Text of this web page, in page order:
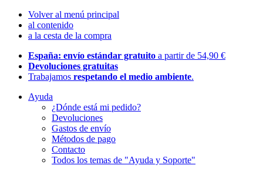
Volver al menú principal
al contenido
a la cesta de la compra
España: envío estándar gratuito a partir de 54,90 €
Devoluciones gratuitas
Trabajamos respetando el medio ambiente.
Ayuda
¿Dónde está mi pedido?
Devoluciones
Gastos de envío
Métodos de pago
Contacto
Todos los temas de "Ayuda y Soporte"